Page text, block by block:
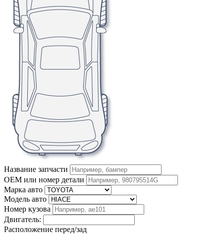
Название запчасти
OEM или номер детали
Марка авто
Модель авто
Номер кузова
Двигатель:
Расположение перед/зад